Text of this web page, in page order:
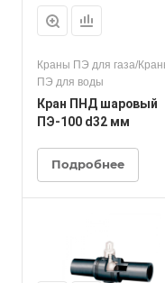
Краны ПЭ для газа/
ПЭ для воды
Кран ПНД шаровый
ПЭ-100 d32 мм
Подробнее